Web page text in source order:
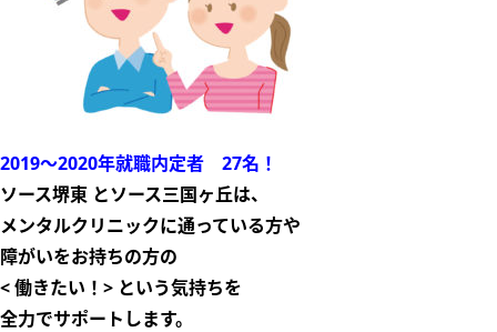
2019～2020年就職内定者 27名！
ソース堺東 とソース三国ヶ丘は、
メンタルクリニックに通っている方や
障がいをお持ちの方の
< 働きたい！> という気持ちを
全力でサポートします。